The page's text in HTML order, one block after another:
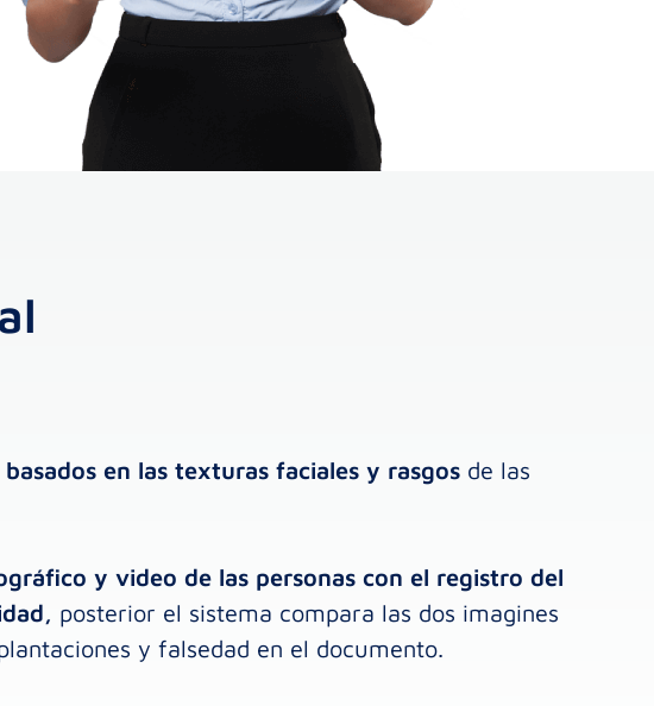
en las texturas faciales y rasgos de las
y video de las personas con el registro del
posterior el sistema compara las dos imagines
y falsedad en el documento.